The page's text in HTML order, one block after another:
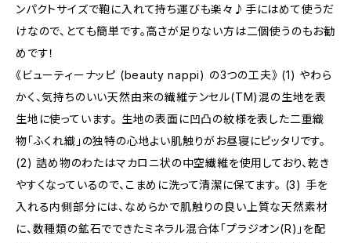
ンパクトサイズで鞄に入れて持ち運びも楽々♪手にはめて使うだ
けなので、とても簡単です。高さが足りない方は二個使うのもお勧
めです！
《ビューティーナッピ (beauty nappi) の3つの工夫》 (1) やわら
かく、気持ちのいい天然由来の繊維テンセル(TM)混の生地を表
生地に使っています。 生地の表面に凹凸の紋様を表した二重織
物「ふくれ織」の独特の心地よい肌触りがお昼寝にピッタリです。
(2) 詰め物のわたはマカロニ状の中空繊維を使用しており、乾き
やすくなっているので、こまめに洗って清潔に保てます。 (3) 手を
入れる内側部分には、なめらかで肌触りの良い上質な天然素材
に、数種類の鉱石でできたミネラル混合体「プラジオン(R)」を配